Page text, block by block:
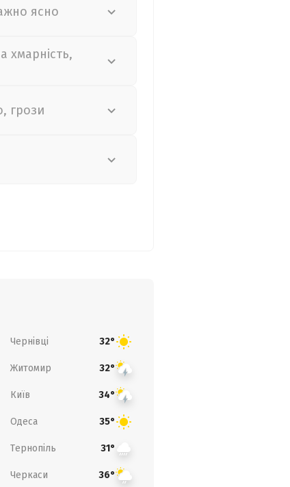
ясно
хмарність,
грози
Чернівці 32°
Житомир 32°
Київ 34°
Одеса 35°
Тернопіль 31°
Черкаси 36°